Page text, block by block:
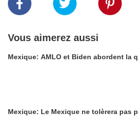
Vous aimerez aussi
Mexique: AMLO et Biden abordent la
Mexique: Le Mexique ne tolèrera pas